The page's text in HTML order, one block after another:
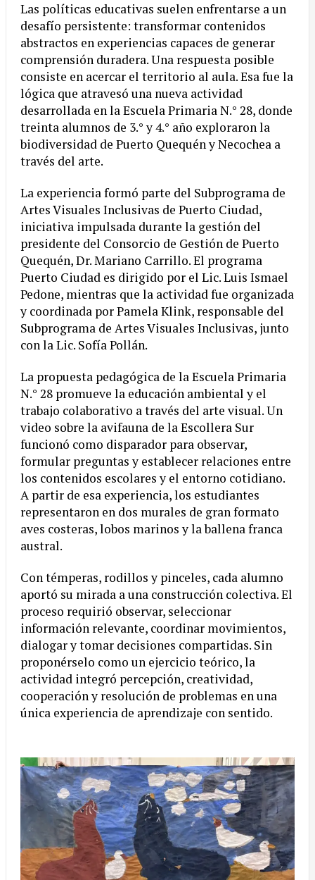
Las políticas educativas suelen enfrentarse a un
desafío persistente: transformar contenidos
abstractos en experiencias capaces de generar
comprensión duradera. Una respuesta posible
consiste en acercar el territorio al aula. Esa fue la
lógica que atravesó una nueva actividad
desarrollada en la Escuela Primaria N.° 28, donde
treinta alumnos de 3.° y 4.° año exploraron la
biodiversidad de Puerto Quequén y Necochea a
través del arte.
La experiencia formó parte del Subprograma de
Artes Visuales Inclusivas de Puerto Ciudad,
iniciativa impulsada durante la gestión del
presidente del Consorcio de Gestión de Puerto
Quequén, Dr. Mariano Carrillo. El programa
Puerto Ciudad es dirigido por el Lic. Luis Ismael
Pedone, mientras que la actividad fue organizada
y coordinada por Pamela Klink, responsable del
Subprograma de Artes Visuales Inclusivas, junto
con la Lic. Sofía Pollán.
La propuesta pedagógica de la Escuela Primaria
N.° 28 promueve la educación ambiental y el
trabajo colaborativo a través del arte visual. Un
video sobre la avifauna de la Escollera Sur
funcionó como disparador para observar,
formular preguntas y establecer relaciones entre
los contenidos escolares y el entorno cotidiano.
A partir de esa experiencia, los estudiantes
representaron en dos murales de gran formato
aves costeras, lobos marinos y la ballena franca
austral.
Con témperas, rodillos y pinceles, cada alumno
aportó su mirada a una construcción colectiva. El
proceso requirió observar, seleccionar
información relevante, coordinar movimientos,
dialogar y tomar decisiones compartidas. Sin
proponérselo como un ejercicio teórico, la
actividad integró percepción, creatividad,
cooperación y resolución de problemas en una
única experiencia de aprendizaje con sentido.